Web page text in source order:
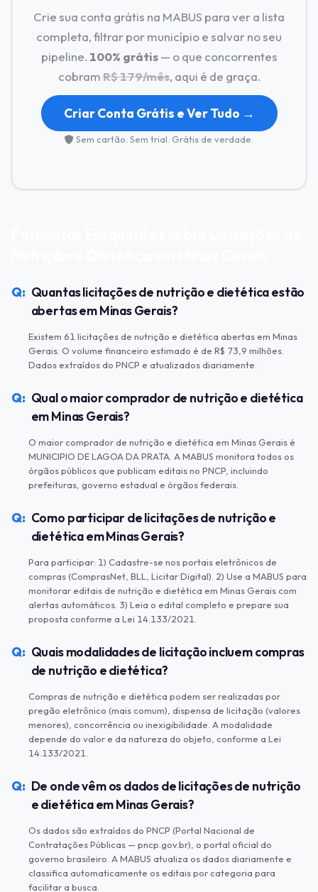
Crie sua conta grátis na MABUS para ver a lista
completa, filtrar por município e salvar no seu
pipeline. 100% grátis— o que concorrentes
cobramR$ 179/mês, aqui é de graça.
Criar Conta Grátis e Ver Tudo →
Sem cartão. Sem trial. Grátis de verdade.
Quantas licitações de nutrição e dietética estão
abertas em Minas Gerais?
Existem 61 licitações de nutrição e dietética abertas em Minas
Gerais. O volume financeiro estimado é de R$ 73,9 milhões.
Dados extraídos do PNCP e atualizados diariamente.
Qual o maior comprador de nutrição e dietética
em Minas Gerais?
O maior comprador de nutrição e dietética em Minas Gerais é
MUNICIPIO DE LAGOA DA PRATA. A MABUS monitora todos os
órgãos públicos que publicam editais no PNCP, incluindo
prefeituras, governo estadual e órgãos federais.
Como participar de licitações de nutrição e
dietética em Minas Gerais?
Para participar: 1) Cadastre-se nos portais eletrônicos de
compras (ComprasNet, BLL, Licitar Digital). 2) Use a MABUS para
monitorar editais de nutrição e dietética em Minas Gerais com
alertas automáticos. 3) Leia o edital completo e prepare sua
proposta conforme a Lei 14.133/2021.
Quais modalidades de licitação incluem compras
de nutrição e dietética?
Compras de nutrição e dietética podem ser realizadas por
pregão eletrônico (mais comum), dispensa de licitação (valores
menores), concorrência ou inexigibilidade. A modalidade
depende do valor e da natureza do objeto, conforme a Lei
14.133/2021.
De onde vêm os dados de licitações de nutrição
e dietética em Minas Gerais?
Os dados são extraídos do PNCP (Portal Nacional de
Contratações Públicas — pncp.gov.br), o portal oficial do
governo brasileiro. A MABUS atualiza os dados diariamente e
classifica automaticamente os editais por categoria para
facilitar a busca.